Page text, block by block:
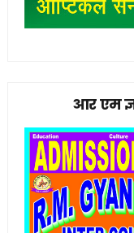
आर एम